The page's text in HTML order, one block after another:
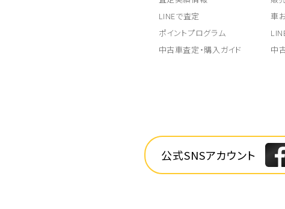
LINEで査定
ポイントプログラム
中古車査定・購入ガイド
車
中
公式SNSアカウント